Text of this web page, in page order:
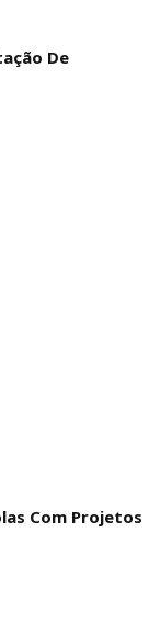
De
Com Projetos